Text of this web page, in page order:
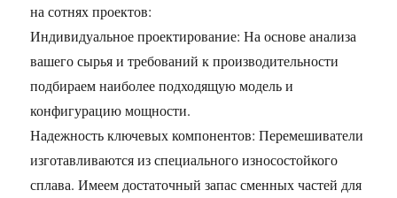
на сотнях проектов:
Индивидуальное проектирование: На основе анализа
вашего сырья и требований к производительности
подбираем наиболее подходящую модель и
конфигурацию мощности.
Надежность ключевых компонентов: Перемешиватели
изготавливаются из специального износостойкого
сплава. Имеем достаточный запас сменных частей для